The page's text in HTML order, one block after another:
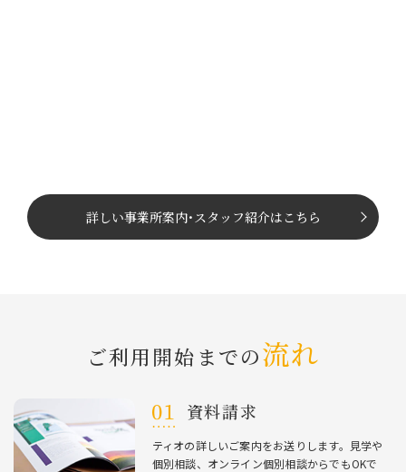
詳しい事業所案内･ スタッフ紹介はこちら
ご利⽤開始までの流れ
資料請求
ティオの詳しいご案内をお送りします。⾒学や
個別相談、オンライン個別相談からでもOKで